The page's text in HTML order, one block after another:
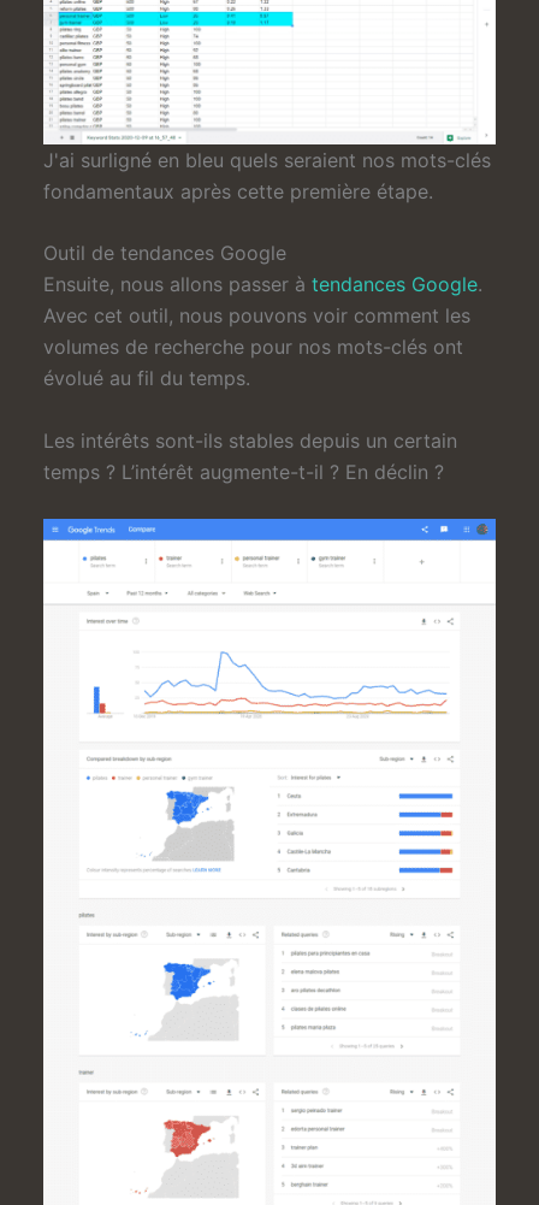
J'ai surligné en bleu quels seraient nos mots-clés
fondamentaux après cette première étape.
Outil de tendances Google
Ensuite, nous allons passer à tendances Google.
Avec cet outil, nous pouvons voir comment les
volumes de recherche pour nos mots-clés ont
évolué au fil du temps.
Les intérêts sont-ils stables depuis un certain
temps ? L’intérêt augmente-t-il ? En déclin ?